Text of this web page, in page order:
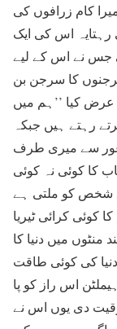
کام زرافوں کی
رہتایہ اس کی ایک
جس نے اس کے لیے
کا سرجن بن
کیا ’’ہم میں
رہتے ہیں جبکہ
غور سے میری طرف
کا کوئی نہ کوئی
شخص کو ملتی ہے
کوئی کرائی ٹیریا
منٹوں میں دنیا کا
کی کوئی طاقت
اس راز کو پا
دی یوں اس نے